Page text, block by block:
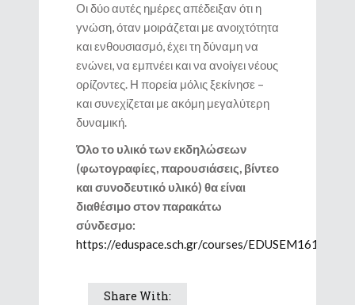
Οι δύο αυτές ημέρες απέδειξαν ότι η
γνώση, όταν μοιράζεται με ανοιχτότητα
και ενθουσιασμό, έχει τη δύναμη να
ενώνει, να εμπνέει και να ανοίγει νέους
ορίζοντες. Η πορεία μόλις ξεκίνησε –
και συνεχίζεται με ακόμη μεγαλύτερη
δυναμική.
Όλο το υλικό των εκδηλώσεων
(φωτογραφίες, παρουσιάσεις, βίντεο
και συνοδευτικό υλικό) θα είναι
διαθέσιμο στον παρακάτω
σύνδεσμο:
https://eduspace.sch.gr/courses/EDUSEM161
Share With: